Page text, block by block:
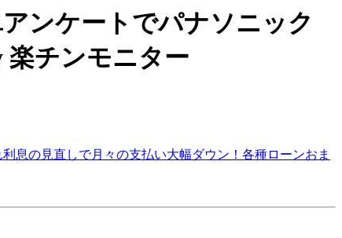
ンケートでパナソニック
チンモニター
の見直しで月々の支払い大幅ダウン！各種ローンおま